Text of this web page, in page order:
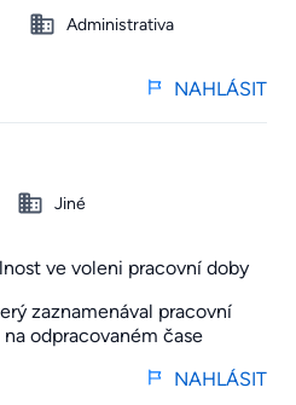
Administrativa
NAHLÁSIT
Jiné
ve voleni pracovní doby
zaznamenával pracovní
odpracovaném čase
NAHLÁSIT